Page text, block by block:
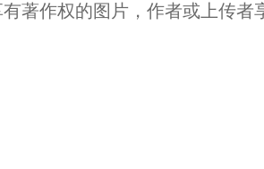
著作权的图片，作者或上传者